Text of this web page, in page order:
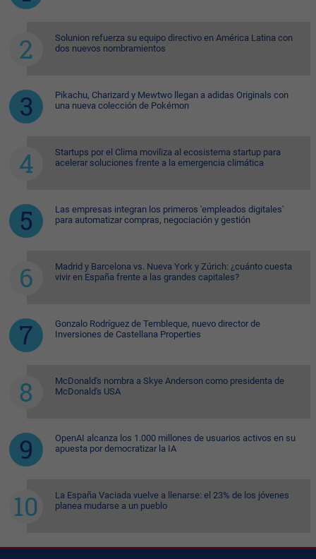
Solunion refuerza su equipo directivo en América Latina con
dos nuevos nombramientos
Pikachu, Charizard y Mewtwo llegan a adidas Originals con
una nueva colección de Pokémon
Startups por el Clima moviliza al ecosistema startup para
acelerar soluciones frente a la emergencia climática
Las empresas integran los primeros 'empleados digitales'
para automatizar compras, negociación y gestión
Madrid y Barcelona vs. Nueva York y Zúrich: ¿cuánto cuesta
vivir en España frente a las grandes capitales?
Gonzalo Rodríguez de Tembleque, nuevo director de
Inversiones de Castellana Properties
McDonald's nombra a Skye Anderson como presidenta de
McDonald's USA
OpenAI alcanza los 1.000 millones de usuarios activos en su
apuesta por democratizar la IA
La España Vaciada vuelve a llenarse: el 23% de los jóvenes
planea mudarse a un pueblo